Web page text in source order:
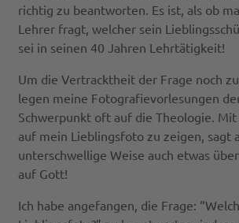
richtig zu beantworten. Es ist, als ob
Lehrer fragt, welcher sein
sei in seinen 40 Jahren Lehrtätigkeit!
Um die Vertracktheit der Frage noch
legen meine Fotografievorlesungen
Schwerpunkt oft auf die Theologie.
auf mein Lieblingsfoto zu zeigen, sagt
unterschwellige Weise auch etwas
auf Gott!
Ich habe angefangen, die Frage: